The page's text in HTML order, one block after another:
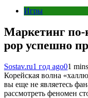
Игры
Маркетинг по-
pop успешно
Sostav.ru1 год ago01 mins
Корейская волна
вы еще не являетесь
рассмотреть феномен